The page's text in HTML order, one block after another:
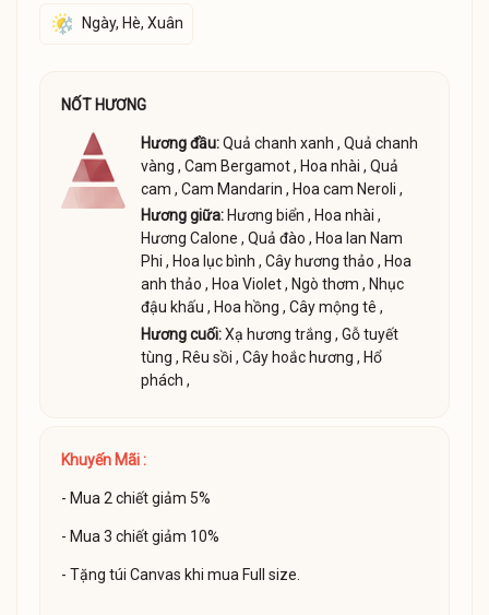
Ngày, Hè, Xuân
NỐT HƯƠNG
Hương đầu:Quả chanh xanh ,Quả chanh
vàng ,Cam Bergamot, Hoa nhài ,Quả
cam ,Cam Mandarin , Hoa cam Neroli,
Hương giữa: Hương biển , Hoa nhài ,
Hương Calone ,Quả đào , Hoa lan Nam
Phi , Hoa lục bình ,Cây hương thảo , Hoa
anh thảo , Hoa Violet, Ngò thơm , Nhục
đậu khấu , Hoa hồng ,Cây mộng tê ,
Hương cuối:Xạ hương trắng ,Gỗ tuyết
tùng , Rêu sồi ,Cây hoắc hương , Hổ
phách ,
Khuyến Mãi :
- Mua 2 chiết giảm 5%
- Mua 3 chiết giảm 10%
- Tặng túi Canvas khi mua Full size.